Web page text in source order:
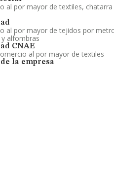
al por mayor de textiles,
al por mayor de tejidos por
alfombras
CNAE
al por mayor de textiles
la empresa